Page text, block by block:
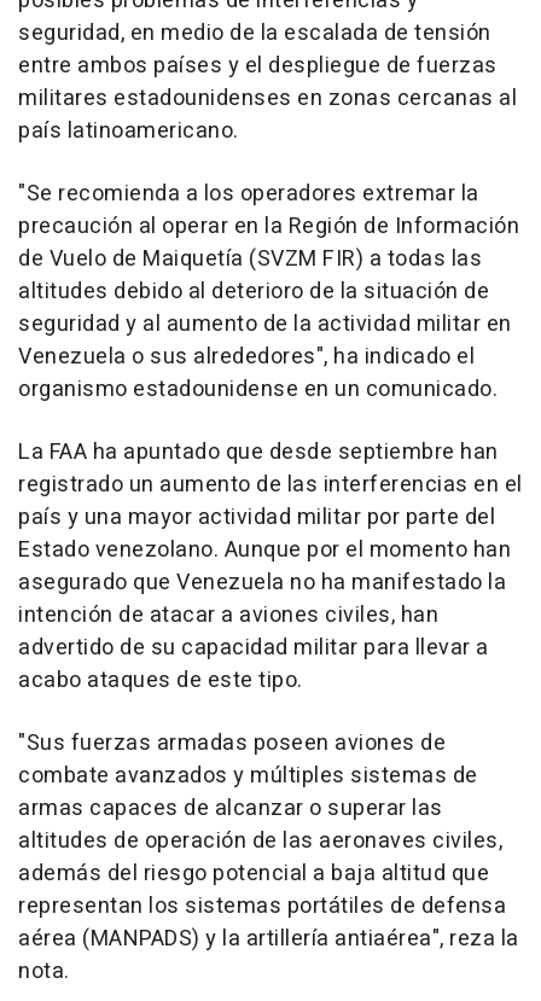
seguridad, en medio de la escalada de tensión
entre ambos países y el despliegue de fuerzas
militares estadounidenses en zonas cercanas al
país latinoamericano.
"Se recomienda a los operadores extremar la
precaución al operar en la Región de Información
de Vuelo de Maiquetía (SVZM FIR) a todas las
altitudes debido al deterioro de la situación de
seguridad y al aumento de la actividad militar en
Venezuela o sus alrededores", ha indicado el
organismo estadounidense en un comunicado.
La FAA ha apuntado que desde septiembre han
registrado un aumento de las interferencias en el
país y una mayor actividad militar por parte del
Estado venezolano. Aunque por el momento han
asegurado que Venezuela no ha manifestado la
intención de atacar a aviones civiles, han
advertido de su capacidad militar para llevar a
acabo ataques de este tipo.
"Sus fuerzas armadas poseen aviones de
combate avanzados y múltiples sistemas de
armas capaces de alcanzar o superar las
altitudes de operación de las aeronaves civiles,
además del riesgo potencial a baja altitud que
representan los sistemas portátiles de defensa
aérea (MANPADS) y la artillería antiaérea", reza la
nota.